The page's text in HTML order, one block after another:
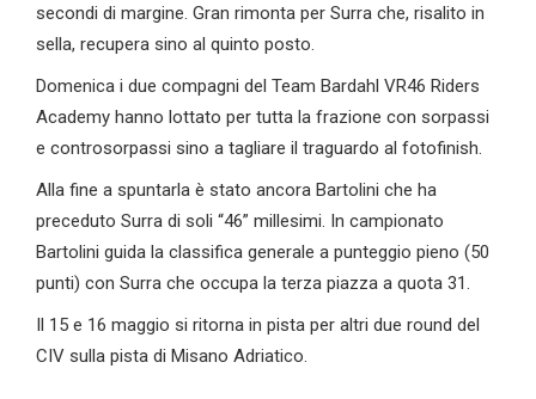
secondi di margine. Gran rimonta per Surra che, risalito in
sella, recupera sino al quinto posto.
Domenica i due compagni del Team Bardahl VR46 Riders
Academy hanno lottato per tutta la frazione con sorpassi
e controsorpassi sino a tagliare il traguardo al fotofinish.
Alla fine a spuntarla è stato ancora Bartolini che ha
preceduto Surra di soli “46” millesimi. In campionato
Bartolini guida la classifica generale a punteggio pieno (50
punti) con Surra che occupa la terza piazza a quota 31.
Il 15 e 16 maggio si ritorna in pista per altri due round del
CIV sulla pista di Misano Adriatico.